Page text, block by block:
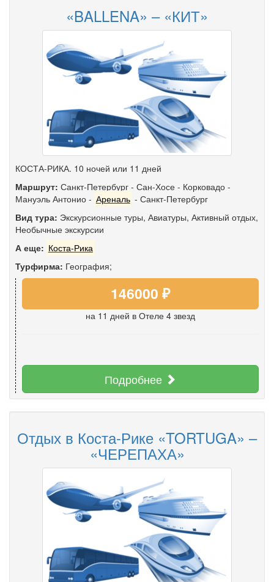
«BALLENA» – «КИТ»
КОСТА-РИКА. 10 ночей или 11 дней
Маршрут: Санкт-Петербург - Сан-Хосе - Корковадо -
Мануэль Антонио - Ареналь - Санкт-Петербург
Вид тура: Экскурсионные туры, Авиатуры, Активный отдых,
Необычные экскурсии
А еще: Коста-Рика
Турфирма: География;
146000 ₽
на 11 дней в Отеле 4 звезд
Подробнее
Отдых в Коста-Рике «TORTUGA» –
«ЧЕРЕПАХА»